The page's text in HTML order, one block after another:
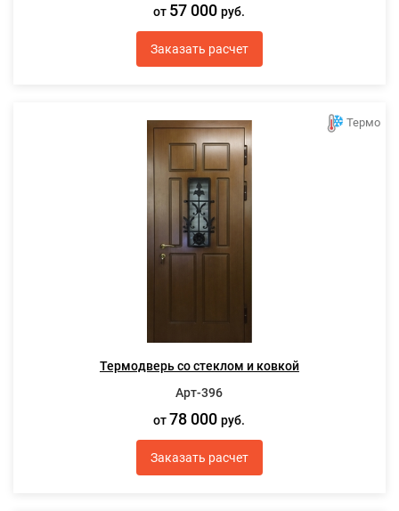
от 57 000руб.
Заказать расчет
Термо
Термодверь со стеклом и ковкой
Арт-396
от 78 000руб.
Заказать расчет